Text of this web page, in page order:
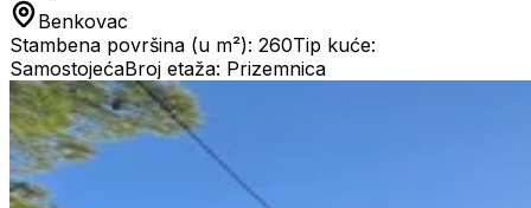
Benkovac
Stambena površina (u m²): 260Tip kuće:
SamostojećaBroj etaža: Prizemnica